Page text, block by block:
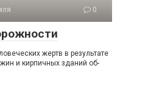
0
жертв в результа­те
и кирпичных зданий об­